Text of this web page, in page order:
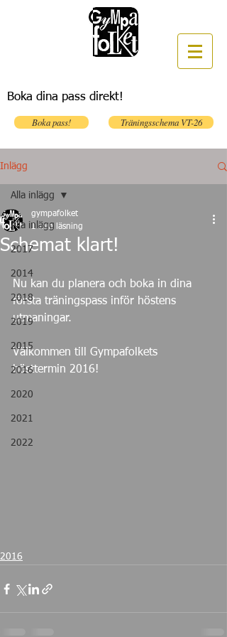
Boka dina pass direkt!
Boka pass! Träningsschema VT-26
Inlägg
Alla inlägg
2017
2014
2018
2019
2015
2016
2020
2021
2022
Alla inlägg
Schemat klart!
gympafolket
1 min läsning
Nu kan du planera och boka in dina
första träningspass inför höstens
utmaningar.
Välkommen till Gympafolkets
hösttermin 2016!
2016